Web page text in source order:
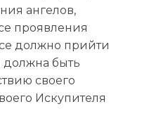
ангелов,
проявления
должно прийти
должна быть
своего
Искупителя